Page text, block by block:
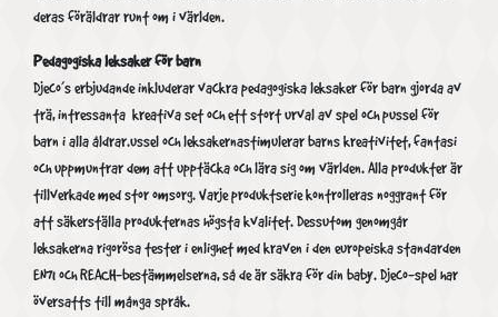
deras föräldrar runt om i världen.
Pedagogiska leksaker för barn
Djeco’s erbjudande inkluderar vackra pedagogiska leksaker för barn gjorda av
trä, intressanta kreativa set och ett stort urval av spel och pussel för
barn i alla åldrar.ussel och leksakernastimulerar barns kreativitet, fantasi
och uppmuntrar dem att upptäcka och lära sig om världen. Alla produkter är
tillverkade med stor omsorg. Varje produktserie kontrolleras noggrant för
att säkerställa produkternas högsta kvalitet. Dessutom genomgår
leksakerna rigorösa tester i enlighet med kraven i den europeiska standarden
EN71 och REACH-bestämmelserna, så de är säkra för din baby. Djeco-spel har
översatts till många språk.